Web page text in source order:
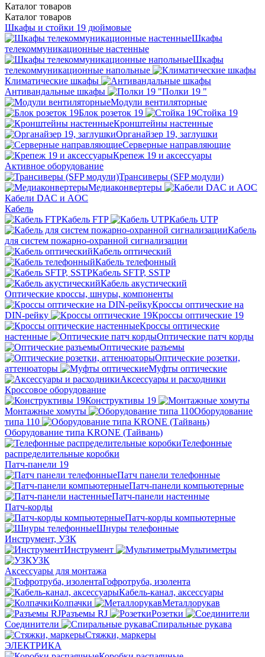
Каталог товаров
Каталог товаров
Шкафы и стойки 19 дюймовые
Шкафы
телекоммуникационные настенные
Шкафы
телекоммуникационные напольные
Климатические шкафы
Антивандальные шкафы
Полки 19 "
Модули вентиляторные
Блок розеток 19
Стойка 19
Кронштейны настенные
Органайзер 19, заглушки
Серверные направляющие
Крепеж 19 и аксессуары
Активное оборудование
Трансиверы (SFP модули)
Медиаконвертеры
Кабели DAC и AOC
Кабель
Кабель FTP
Кабель UTP
Кабель
для систем пожарно-охранной сигнализации
Кабель оптический
Кабель телефонный
Кабель SFTP, SSTP
Кабель акустический
Оптические кроссы, шнуры, компоненты
Кроссы оптические на
DIN-рейку
Кроссы оптические 19
Кроссы оптические
настенные
Оптические патч корды
Оптические разъемы
Оптические розетки,
аттенюаторы
Муфты оптические
Аксессуары и расходники
Кроссовое оборудование
Конструктивы 19
Монтажные хомуты
Оборудование
типа 110
Оборудование типа KRONE (Тайвань)
Телефонные
распределительные коробки
Патч-панели 19
Патч панели телефонные
Патч-панели компьютерные
Патч-панели настенные
Патч-корды
Патч-корды компьютерные
Шнуры телефонные
Инструмент, УЗК
Инструмент
Мультиметры
УЗК
Аксессуары для монтажа
Гофротруба, изолента
Кабель-канал, аксессуары
Колпачки
Металлорукав
Разъемы RJ
Розетки
Соединители
Спиральные рукава
Стяжки, маркеры
ЭЛЕКТРИКА